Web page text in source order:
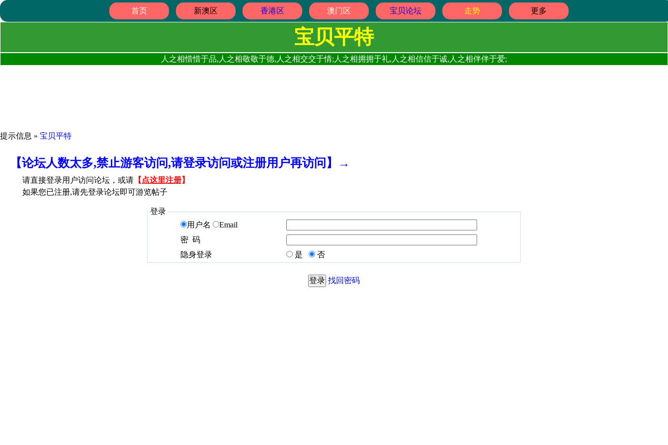
首页 新澳区 香港区 澳门区 宝贝论坛 走势 更多
宝贝平特
人之相惜惜于品,人之相敬敬于德,人之相交交于情;人之相拥拥于礼,人之相信信于诚,人之相伴伴于爱;
提示信息 » 宝贝平特
【论坛人数太多,禁止游客访问,请登录访问或注册用户再访问】→
请直接登录用户访问论坛，或请 【 点这里注册】
如果您已注册,请先登录论坛即可游览帖子
登录
用户名
Email
密 码
隐身登录
是 否
找回密码